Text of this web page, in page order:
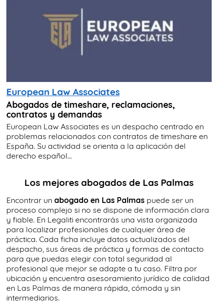
European Law Associates
Abogados de timeshare, reclamaciones,
contratos y demandas
European Law Associates es un despacho centrado en
problemas relacionados con contratos de timeshare en
España. Su actividad se orienta a la aplicación del
derecho español...
Los mejores abogados de Las Palmas
Encontrar un abogado en Las Palmas puede ser un
proceso complejo si no se dispone de información clara
y fiable. En Legaliti encontrarás una vista organizada
para localizar profesionales de cualquier área de
práctica. Cada ficha incluye datos actualizados del
despacho, sus áreas de práctica y formas de contacto
para que puedas elegir con total seguridad al
profesional que mejor se adapte a tu caso. Filtra por
ubicación y encuentra asesoramiento jurídico de calidad
en Las Palmas de manera rápida, cómoda y sin
intermediarios.